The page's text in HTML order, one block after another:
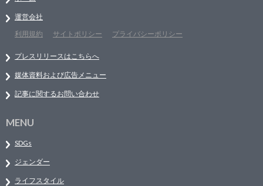
運営会社
利用規約
サイトポリシー プライバシーポリシー
プレスリリースはこちらへ
媒体資料および広告メニュー
記事に関するお問い合わせ
MENU
SDGs
ジェンダー
ライフスタイル